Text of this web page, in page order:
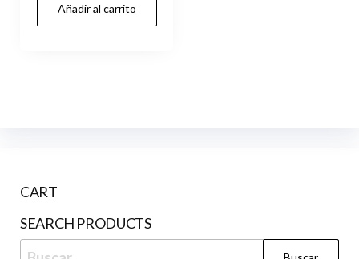
Añadir al carrito
CART
SEARCH PRODUCTS
Buscar: